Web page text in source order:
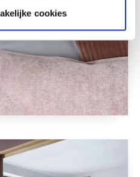
cookies